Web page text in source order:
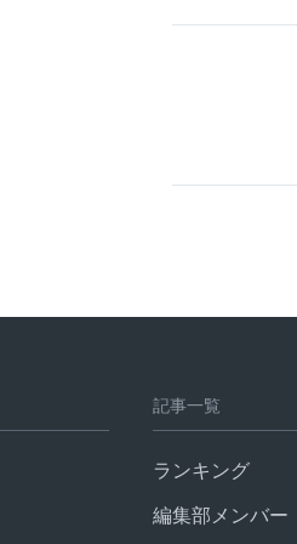
記事一覧
ランキング
編集部メンバー